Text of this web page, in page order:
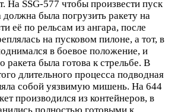
На SSG-577 чтобы произвести пуск
была погрузить ракету на
её по рельсам из ангара, после
на пусковом пилоне, а тот, в
в боевое положение, и
ракета была готова к стрельбе. В
длительного процесса подводная
собой уязвимую мишень. На 644
производился из контейнеров, в